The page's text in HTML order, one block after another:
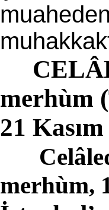
merhùm
21
merhùm,